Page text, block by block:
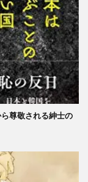
尊敬される紳士の